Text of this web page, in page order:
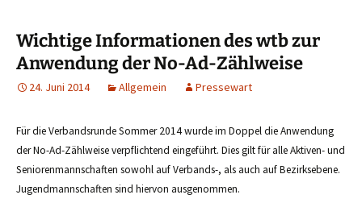
Wichtige Informationen des wtb zur
Anwendung der No-Ad-Zählweise
24. Juni 2014 Allgemein Pressewart
Für die Verbandsrunde Sommer 2014 wurde im Doppel die Anwendung
der No-Ad-Zählweiseverpflichtend eingeführt. Dies gilt für alle Aktiven- und
Seniorenmannschaften sowohl auf Verbands-, als auch auf Bezirksebene.
Jugendmannschaften sind hiervon ausgenommen.